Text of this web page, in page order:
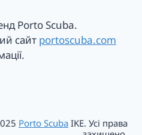
Porto Scuba.
сайт portoscuba.com
Porto Scuba IKE. Усі права